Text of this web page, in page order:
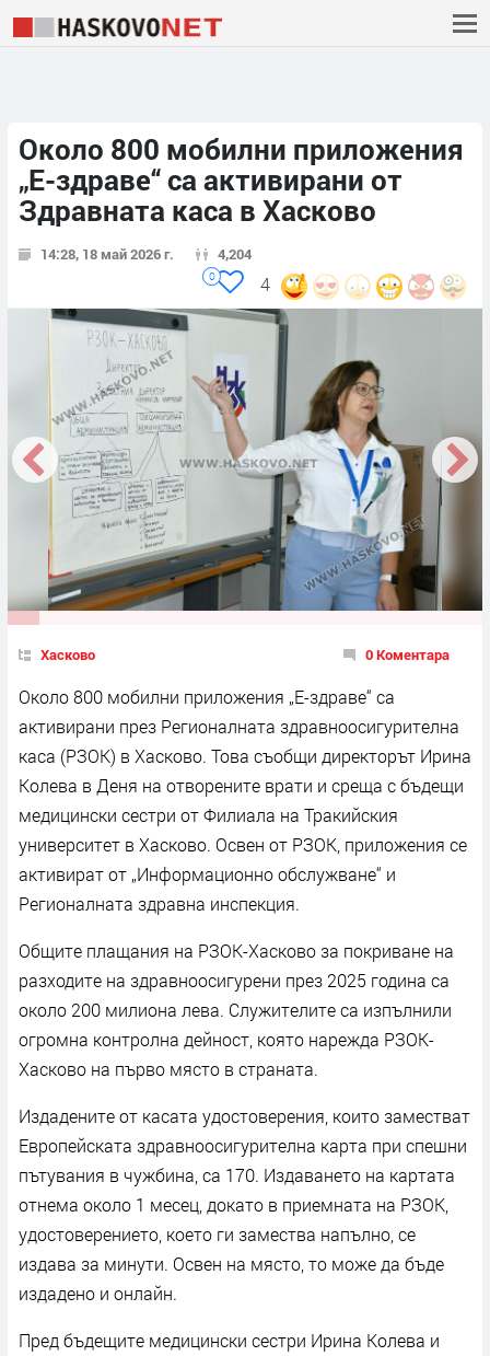
Около 800 мобилни приложения
„Е-здраве“ са активирани от
Здравната каса в Хасково
14:28, 18 май 2026 г. 4,204
4
0
Хасково 0 Коментара
Около 800 мобилни приложения „Е-здраве“ са
активирани през Регионалната здравноосигурителна
каса (РЗОК) в Хасково. Това съобщи директорът Ирина
Колева в Деня на отворените врати и среща с бъдещи
медицински сестри от Филиала на Тракийския
университет в Хасково. Освен от РЗОК, приложения се
активират от „Информационно обслужване“ и
Регионалната здравна инспекция.
Общите плащания на РЗОК-Хасково за покриване на
разходите на здравноосигурени през 2025 година са
около 200 милиона лева. Служителите са изпълнили
огромна контролна дейност, която нарежда РЗОК-
Хасково на първо място в страната.
Издадените от касата удостоверения, които заместват
Европейската здравноосигурителна карта при спешни
пътувания в чужбина, са 170. Издаването на картата
отнема около 1 месец, докато в приемната на РЗОК,
удостоверението, което ги замества напълно, се
издава за минути. Освен на място, то може да бъде
издадено и онлайн.
Пред бъдещите медицински сестри Ирина Колева и